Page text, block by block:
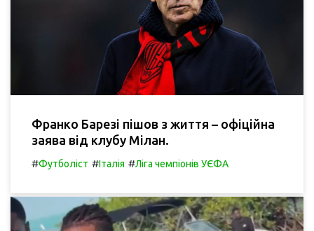
Франко Барезі пішов з життя – офіційна
заява від клубу Мілан.
#Футболіст #Італія #Ліга чемпіонів УЄФА